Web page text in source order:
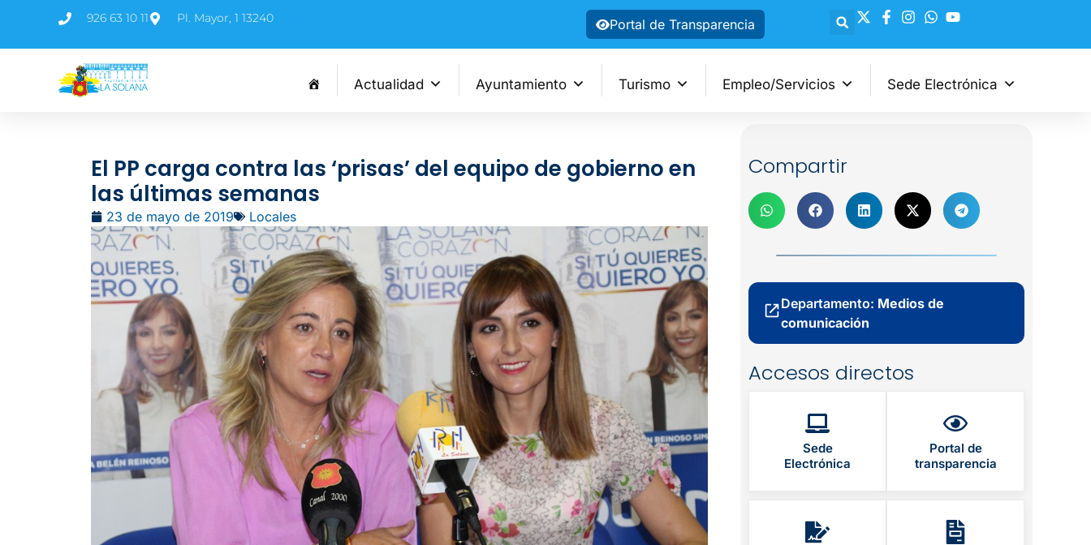
926 63 10 11 Pl. Mayor, 1 13240 Portal de Transparencia
Actualidad Ayuntamiento Turismo Empleo/Servicios Sede Electrónica
El PP carga contra las ‘prisas’ del equipo de gobierno en
las últimas semanas
23 de mayo de 2019 Locales
Compartir
Departamento: Medios de
comunicación
Accesos directos
Sede
Electrónica
Portal de
transparencia